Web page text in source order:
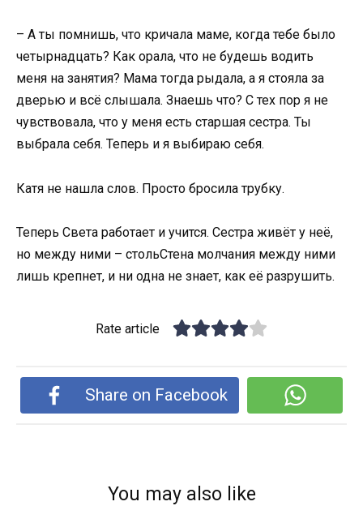
– А ты помнишь, что кричала маме, когда тебе было
четырнадцать? Как орала, что не будешь водить
меня на занятия? Мама тогда рыдала, а я стояла за
дверью и всё слышала. Знаешь что? С тех пор я не
чувствовала, что у меня есть старшая сестра. Ты
выбрала себя. Теперь и я выбираю себя.
Катя не нашла слов. Просто бросила трубку.
Теперь Света работает и учится. Сестра живёт у неё,
но между ними – стольСтена молчания между ними
лишь крепнет, и ни одна не знает, как её разрушить.
Rate article
Share on Facebook
You may also like